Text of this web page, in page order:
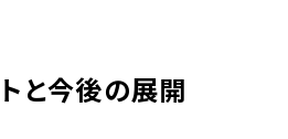
と今後の展開